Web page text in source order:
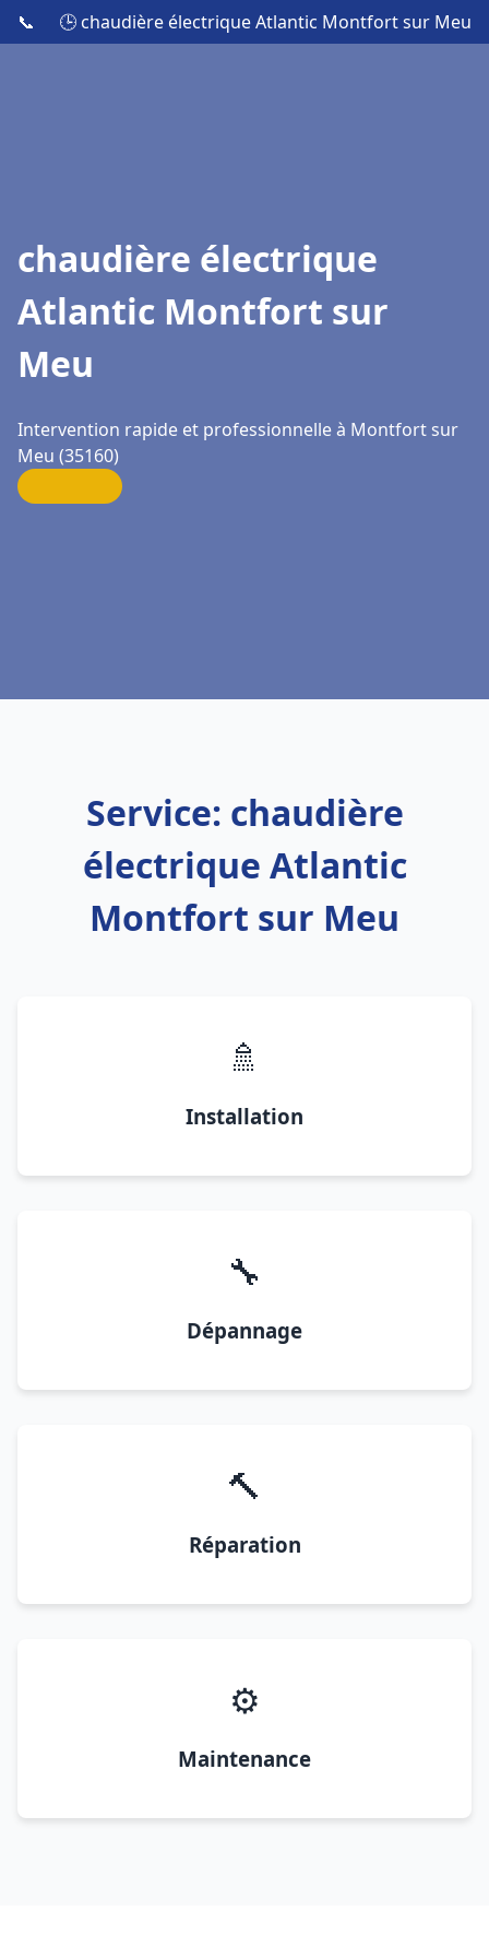
📞 🕒 chaudière électrique Atlantic Montfort sur Meu
chaudière électrique
Atlantic Montfort sur
Meu
Intervention rapide et professionnelle à Montfort sur
Meu (35160)
Service: chaudière
électrique Atlantic
Montfort sur Meu
🚿
Installation
🔧
Dépannage
🔨
Réparation
⚙️
Maintenance